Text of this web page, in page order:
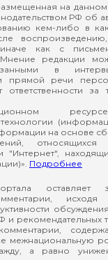
на данном
РФ об
кем-либо в
воспроизведению,
как с
Мнение редакции
в
прямой речи
за
на основе
относящихся
"Интернет",
Подробнее
и рекомендательных
межнациональную
а равно